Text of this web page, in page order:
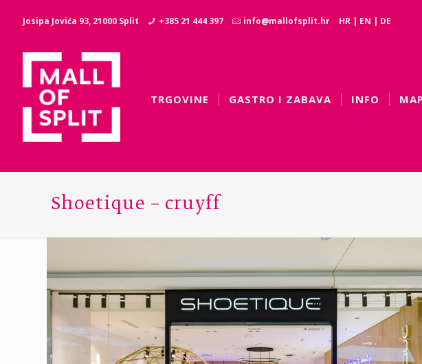
Josipa Jovića 93, 21000 Split +385 21 444 397 info@mallofsplit.hr HR | EN | DE
TRGOVINE GASTRO I ZABAVA INFO
Shoetique – cruyff